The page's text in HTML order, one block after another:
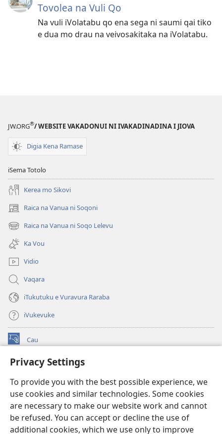
Privacy Settings
To provide you with the best possible experience, we
use cookies and similar technologies. Some cookies
are necessary to make our website work and cannot
be refused. You can accept or decline the use of
additional cookies, which we use only to improve
Tovolea na Vuli Qo
Na vuli iVolatabu qo ena sega ni saumi qai tiko
e dua mo drau na veivosakitaka na iVolatabu.
JW.ORG®/ WEBSITE VAKADONUI NI IVAKADINADINA I JIOVA
Digia Kena Ramase
iSema Totolo
Kerea mo Sikovi
Raica na Vanua ni Soqoni
(opens
new
window)
Raica na Vanua ni Soqo Lelevu
(opens
new
window)
Ka Vou
Vidio
Vaqara
iTukutuku e Vuravura Raraba
iVukevuke
Cau
(opens
window)Watchtower LAIBRI ENA INTERNET™
new
window)JW Hub ®
(opens
new
window)
®